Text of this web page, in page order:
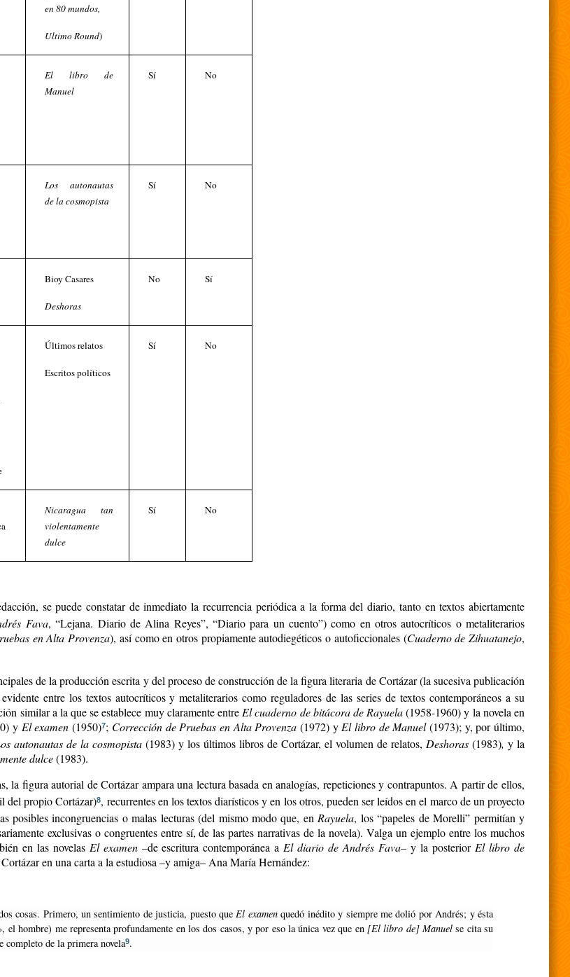
en 80 mundos,
Ultimo Round)
El libro de
Manuel
Sí No
Los autonautas
de la cosmopista
Sí No
Bioy Casares
Deshoras
No Sí
Últimos relatos
Escritos políticos
Sí No
Nicaragua tan
violentamente
dulce
Sí No
se puede constatar de inmediato la recurrencia periódica a la forma del diario, tanto en textos abiertamente
Fava, “Lejana. Diario de Alina Reyes”, “Diario para un cuento”) como en otros autocríticos o metaliterarios
en Alta Provenza), así como en otros propiamente autodiegéticos o autoficcionales (Cuaderno de Zihuatanejo,
de la producción escrita y del proceso de construcción de la figura literaria de Cortázar (la sucesiva publicación
entre los textos autocríticos y metaliterarios como reguladores de las series de textos contemporáneos a su
similar a la que se establece muy claramente entre El cuaderno de bitácora de Rayuela(1958-1960) y la novela en
y El examen (1950)7; Corrección de Pruebas en Alta Provenza (1972) y El libro de Manuel(1973); y, por último,
autonautas de la cosmopista (1983) y los últimos libros de Cortázar, el volumen de relatos, Deshoras (1983), y la
dulce(1983).
la figura autorial de Cortázar ampara una lectura basada en analogías, repeticiones y contrapuntos. A partir de ellos,
del propio Cortázar)8, recurrentes en los textos diarísticos y en los otros, pueden ser leídos en el marco de un proyecto
posibles incongruencias o malas lecturas (del mismo modo que, en Rayuela, los “papeles de Morelli” permitían y
exclusivas o congruentes entre sí, de las partes narrativas de la novela). Valga un ejemplo entre los muchos
en las novelas El examen–de escritura contemporánea a El diario de Andrés Fava– y la posterior El libro de
en una carta a la estudiosa –y amiga– Ana María Hernández:
cosas. Primero, un sentimiento de justicia, puesto queEl examenquedó inédito y siempre me dolió por Andrés; y ésta
el hombre) me representa profundamente en los dos casos, y por eso la única vez que en [El libro de] Manuelse cita su
completo de la primera novela9.